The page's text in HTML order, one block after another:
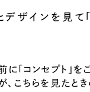
デザインを見て
に「コンセプト」
、こちらを見たと